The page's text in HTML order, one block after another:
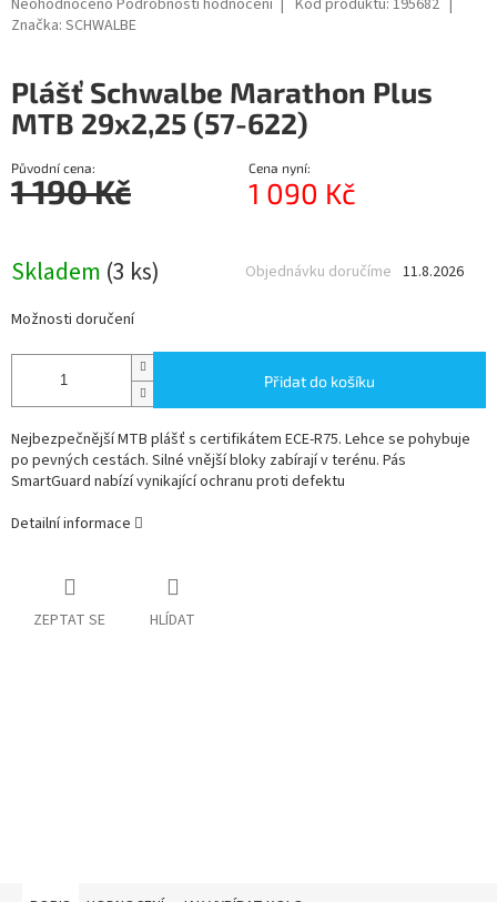
M
hodnocení
0,0
z
5
Neohodnoceno Podrobnosti hodnocení Kód produktu: 195682
Značka: SCHWALBE
Plášť Schwalbe Marathon Plus
MTB 29x2,25 (57-622)
Původní cena:
1 190 Kč
Cena nyní:
1 090 Kč
Skladem (3 ks) 11.8.2026
Objednávku doručíme
Možnosti doručení
Přidat do košíku
Nejbezpečnější MTB plášť s certifikátem ECE-R75. Lehce se pohybuje
po pevných cestách. Silné vnější bloky zabírají v terénu. Pás
SmartGuard nabízí vynikající ochranu proti defektu
Detailní informace
ZEPTAT SE HLÍDAT